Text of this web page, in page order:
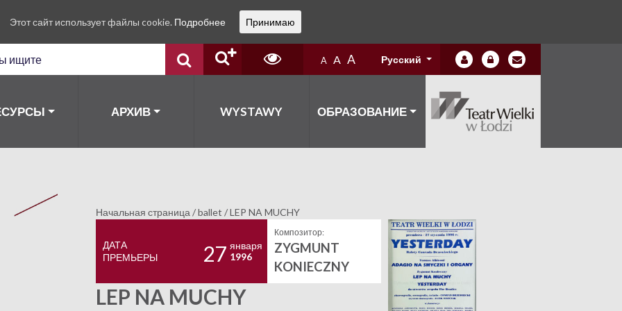
A A A Русский
АРХИВ WYSTAWY ОБРАЗОВАНИЕ
Начальная страница /ballet /LEP NA MUCHY
ДАТА
ПРЕМЬЕРЫ
27 января
1996
Композитор:
ZYGMUNT
KONIECZNY
LEP NA MUCHY
Этот сайт использует файлы cookie. Подробнее Принимаю